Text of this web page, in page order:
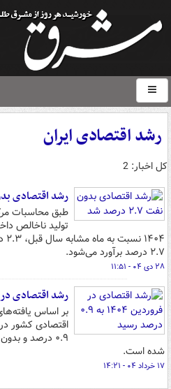
رشد اقتصادی ایران
کل اخبار: 2
رشد اقتصادی بدون
طبق محاسبات
تولید ناخالص
۲.۷ درصد برآورد می‌شود.
۲۸ دی ۰۴ - ۱۱:۵۱
رشد اقتصادی در فروردین
بر اساس
اقتصادی کشور
شده است.
۱۷ خرداد ۰۴ - ۱۴:۲۱